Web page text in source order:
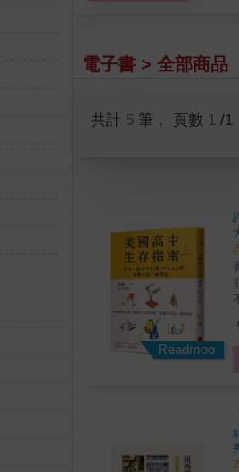
電子書 > 全部商品
共計 5 筆， 頁數 1 /1
Readmoo